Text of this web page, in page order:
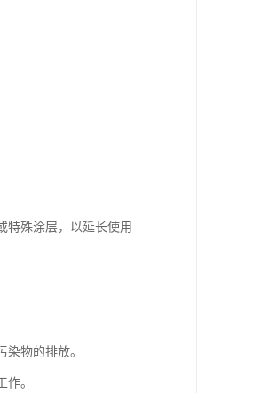
特殊涂层，以延长使用
物的排放。
。